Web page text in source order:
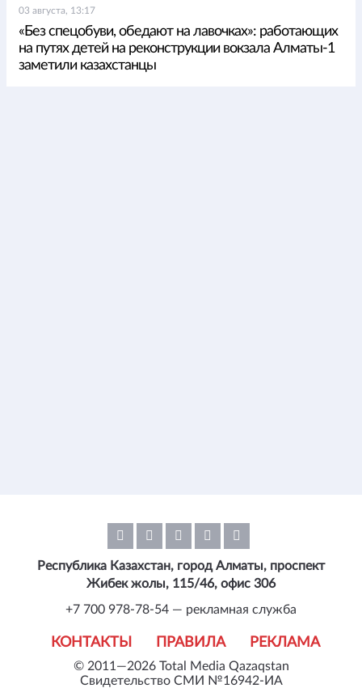
03 августа, 13:17
«Без спецобуви, обедают на лавочках»: работающих
на путях детей на реконструкции вокзала Алматы-1
заметили казахстанцы
© 2011—2026 Total Media Qazaqstan
Свидетельство СМИ №16942-ИА
КОНТАКТЫ ПРАВИЛА РЕКЛАМА
Республика Казахстан, город Алматы, проспект
Жибек жолы, 115/46, офис 306
+7 700 978-78-54 — рекламная служба